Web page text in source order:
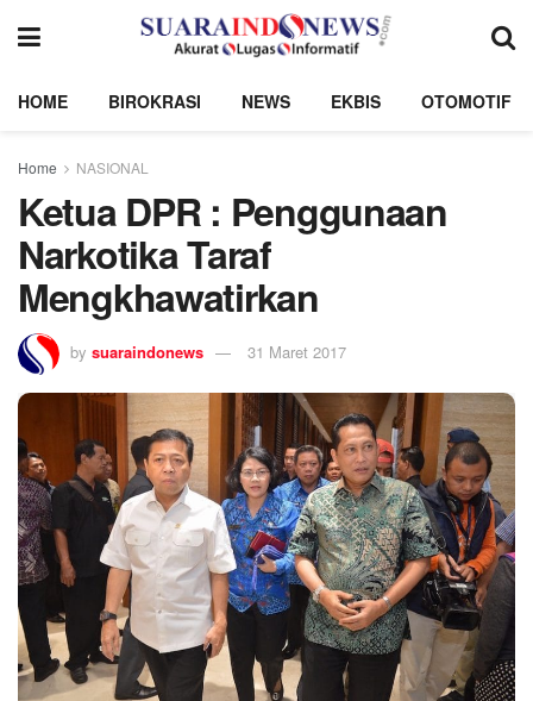
HOME BIROKRASI NEWS EKBIS OTOMOTIF
Home NASIONAL
Ketua DPR : Penggunaan
Narkotika Taraf
Mengkhawatirkan
by suaraindonews 31 Maret 2017